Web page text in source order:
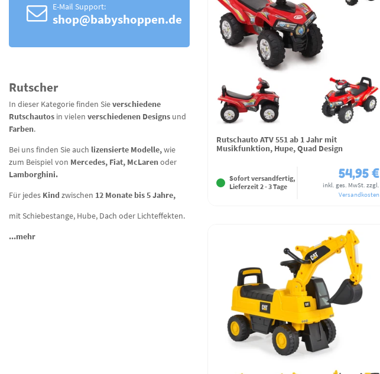
E-Mail Support:
shop@babyshoppen.de
Rutscher
In dieser Kategorie finden Sieverschiedene
Rutschautos in vielen verschiedenen Designs und
Farben.
Bei uns finden Sie auch lizensierte Modelle,wie
zum Beispiel von Mercedes, Fiat, McLarenoder
Lamborghini.
Für jedes Kind zwischen 12 Monate bis 5 Jahre,
mit Schiebestange, Hube, Dach oder Lichteffekten.
...mehr
Rutschauto ATV 551 ab 1 Jahr mit
Musikfunktion, Hupe, Quad Design
Sofort versandfertig,
Lieferzeit 2 - 3 Tage
54,95 €
inkl. ges. MwSt. zzgl.
Versandkosten